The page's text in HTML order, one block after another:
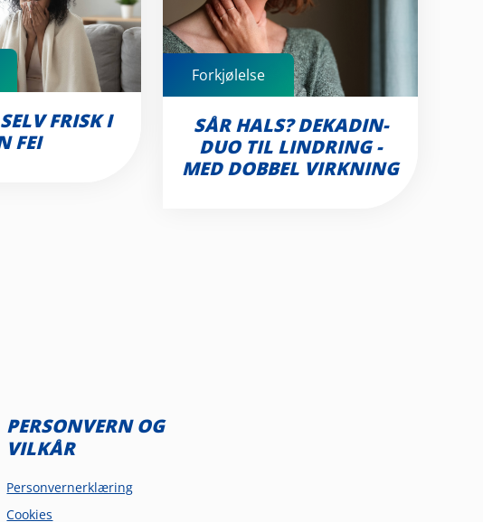
FRISK I
FEI
Forkjølelse
SÅR HALS? DEKADIN-
DUO TIL LINDRING -
MED DOBBEL VIRKNING
PERSONVERN OG
VILKÅR
Personvernerklæring
Cookies